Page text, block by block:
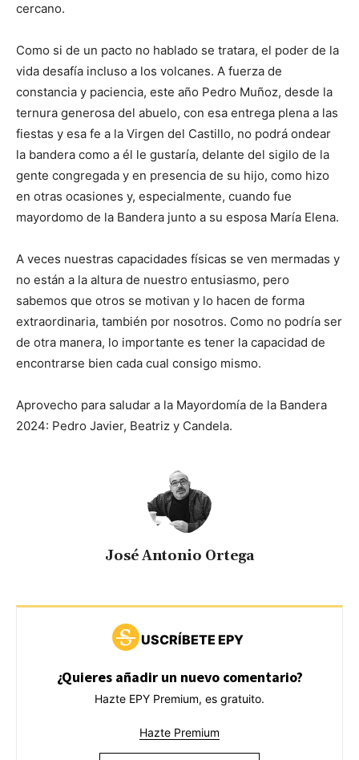
cercano.
Como si de un pacto no hablado se tratara, el poder de la
vida desafía incluso a los volcanes. A fuerza de
constancia y paciencia, este año Pedro Muñoz, desde la
ternura generosa del abuelo, con esa entrega plena a las
fiestas y esa fe a la Virgen del Castillo, no podrá ondear
la bandera como a él le gustaría, delante del sigilo de la
gente congregada y en presencia de su hijo, como hizo
en otras ocasiones y, especialmente, cuando fue
mayordomo de la Bandera junto a su esposa María Elena.
A veces nuestras capacidades físicas se ven mermadas y
no están a la altura de nuestro entusiasmo, pero
sabemos que otros se motivan y lo hacen de forma
extraordinaria, también por nosotros. Como no podría ser
de otra manera, lo importante es tener la capacidad de
encontrarse bien cada cual consigo mismo.
Aprovecho para saludar a la Mayordomía de la Bandera
2024: Pedro Javier, Beatriz y Candela.
José Antonio Ortega
USCRÍBETE EPY
¿Quieres añadir un nuevo comentario?
Hazte EPY Premium, es gratuito.
Hazte Premium